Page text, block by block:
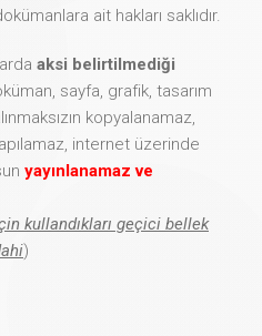
ait hakları saklıdır.
aksi belirtilmediği
sayfa, grafik, tasarım
kopyalanamaz,
internet üzerinde
yayınlanamaz ve
kullandıkları geçici bellek
)